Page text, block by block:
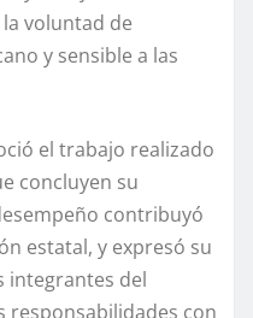
voluntad de
y sensible a las
el trabajo realizado
concluyen su
contribuyó
estatal, y expresó su
integrantes del
responsabilidades con